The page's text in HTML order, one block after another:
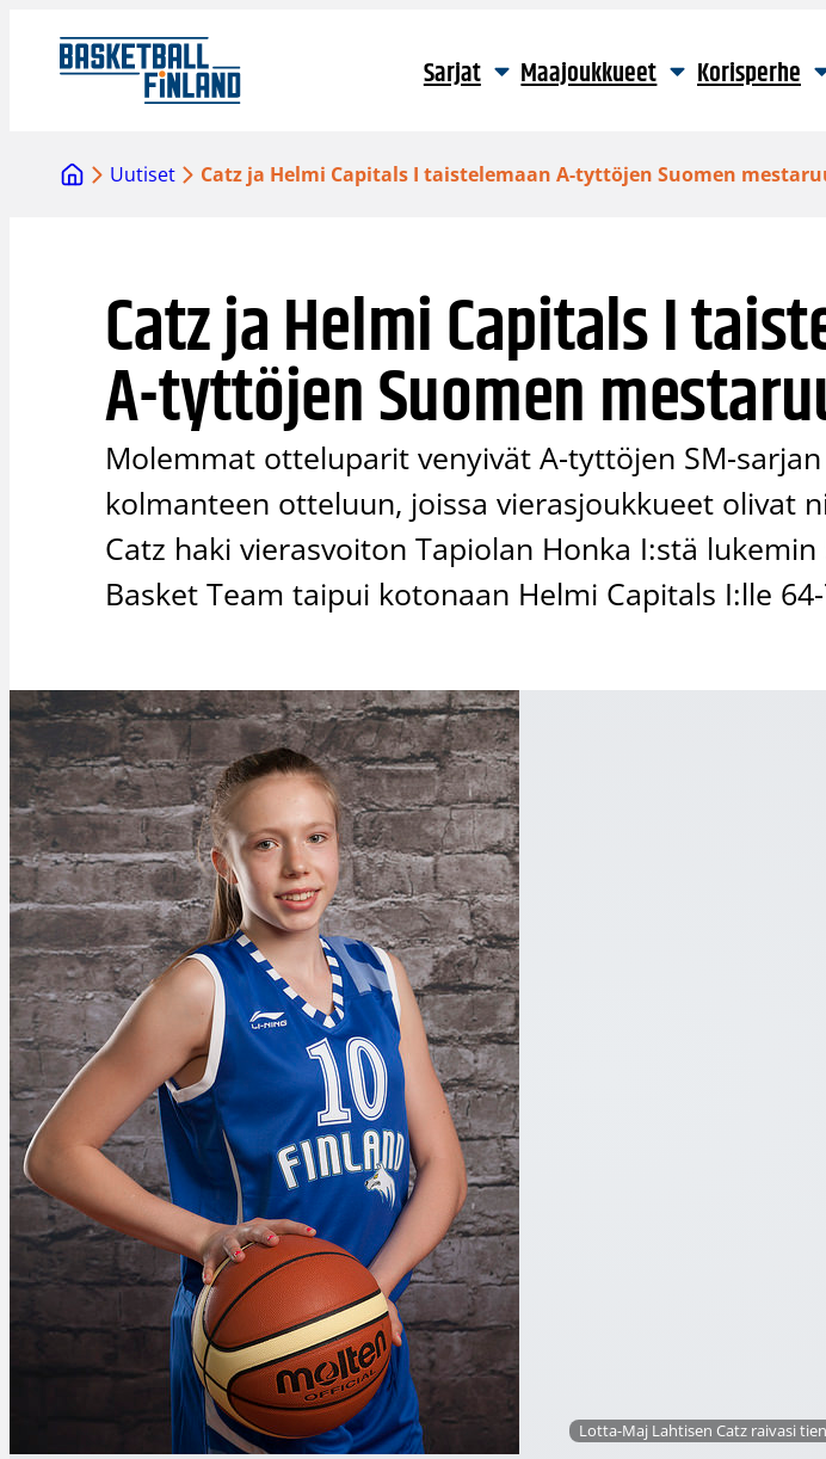
sisältöön
Sarjat Maajoukkueet Korisperhe
Uutiset Catz ja Helmi Capitals I taistelemaan A-tyttöjen Suomen
Catz ja Helmi Capitals I
A-tyttöjen Suomen
Molemmat otteluparit venyivät A-tyttöjen SM-sarjan
kolmanteen otteluun, joissa vierasjoukkueet olivat
Catz haki vierasvoiton Tapiolan Honka I:stä lukemin
Basket Team taipui kotonaan Helmi Capitals I:lle
Lotta-Maj Lahtisen Catz raivasi